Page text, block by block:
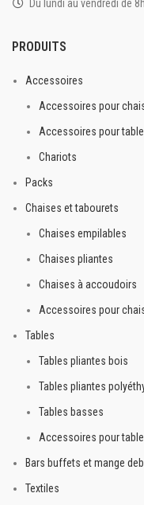
Du lundi au vendredi de
PRODUITS
Accessoires
Accessoires pour
Accessoires pour
Chariots
Packs
Chaises et tabourets
Chaises empilables
Chaises pliantes
Chaises à accoudoirs
Accessoires pour
Tables
Tables pliantes bois
Tables pliantes
Tables basses
Accessoires pour
Bars buffets et mange
Textiles